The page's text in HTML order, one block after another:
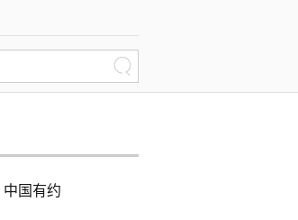
中国有约